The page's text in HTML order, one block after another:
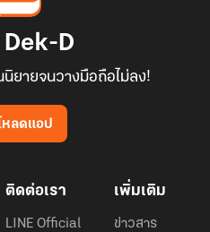
D
ยายจนวางมือถือไม่ลง!
หลดแอป
ติดต่อเรา
LINE Official
เพิ่มเติม
ข่าวสาร